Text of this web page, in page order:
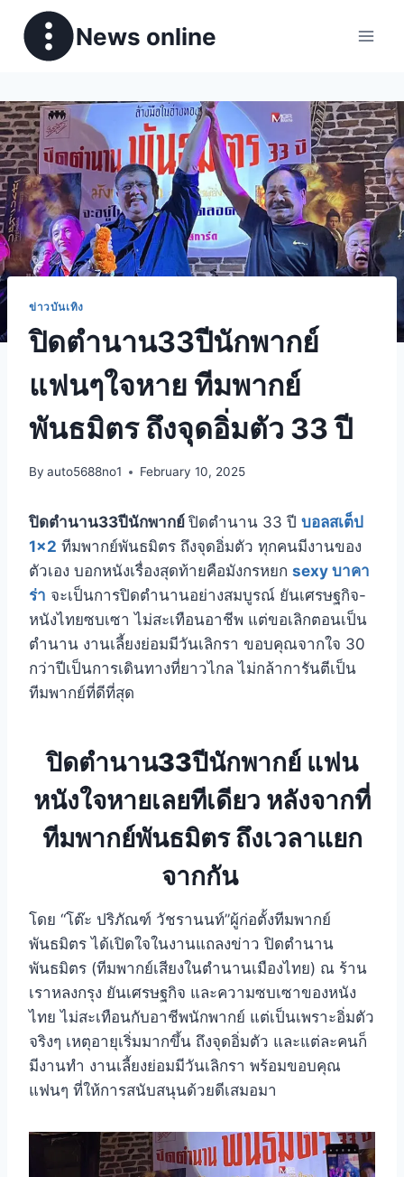
News online
ข่าวบันเทิง
ปิดตำนาน33ปีนักพากย์
แฟนๆใจหาย ทีมพากย์
พันธมิตร ถึงจุดอิ่มตัว 33 ปี
By auto5688no1 February 10, 2025
ปิดตำนาน33ปีนักพากย์ปิดตำนาน 33 ปี บอลสเต็ป
1×2 ทีมพากย์พันธมิตร ถึงจุดอิ่มตัว ทุกคนมีงานของ
ตัวเอง บอกหนังเรื่องสุดท้ายคือมังกรหยก sexy บาคา
ร่า จะเป็นการปิดตำนานอย่างสมบูรณ์ ยันเศรษฐกิจ-
หนังไทยซบเซา ไม่สะเทือนอาชีพ แต่ขอเลิกตอนเป็น
ตำนาน งานเลี้ยงย่อมมีวันเลิกรา ขอบคุณจากใจ 30
กว่าปีเป็นการเดินทางที่ยาวไกล ไม่กล้าการันตีเป็น
ทีมพากย์ที่ดีที่สุด
ปิดตำนาน33ปีนักพากย์ แฟน
หนังใจหายเลยทีเดียว หลังจากที่
ทีมพากย์พันธมิตร ถึงเวลาแยก
จากกัน
โดย “โต๊ะ ปริภัณฑ์ วัชรานนท์”ผู้ก่อตั้งทีมพากย์
พันธมิตร ได้เปิดใจในงานแถลงข่าว ปิดตำนาน
พันธมิตร (ทีมพากย์เสียงในตำนานเมืองไทย) ณ ร้าน
เราหลงกรุง ยันเศรษฐกิจ และความซบเซาของหนัง
ไทย ไม่สะเทือนกับอาชีพนักพากย์ แต่เป็นเพราะอิ่มตัว
จริงๆ เหตุอายุเริ่มมากขึ้น ถึงจุดอิ่มตัว และแต่ละคนก็
มีงานทำ งานเลี้ยงย่อมมีวันเลิกรา พร้อมขอบคุณ
แฟนๆ ที่ให้การสนับสนุนด้วยดีเสมอมา